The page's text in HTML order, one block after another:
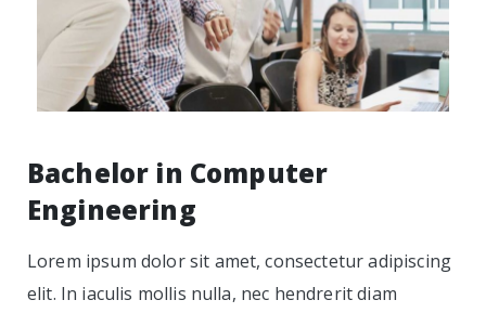
Bachelor in Computer
Engineering
Lorem ipsum dolor sit amet, consectetur adipiscing
elit. In iaculis mollis nulla, nec hendrerit diam